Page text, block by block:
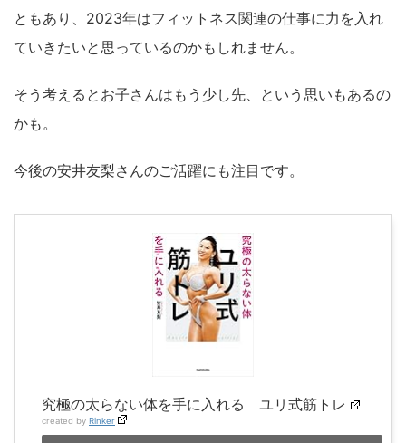
ともあり、2023年はフィットネス関連の仕事に力を入れ
ていきたいと思っているのかもしれません。
そう考えるとお子さんはもう少し先、という思いもあるの
かも。
今後の安井友梨さんのご活躍にも注目です。
究極の太らない体を手に入れる ユリ式筋トレ
created by Rinker